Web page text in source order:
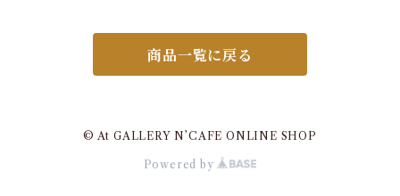
商品一覧に戻る
© At GALLERY N’CAFE ONLINE SHOP
Powered by